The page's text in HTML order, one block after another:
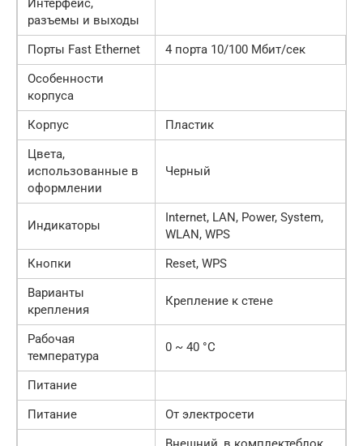
Интерфейс,
разъемы и выходы
Порты Fast Ethernet
4 порта 10/100 Мбит/сек
Особенности
корпуса
Корпус
Пластик
Цвета,
использованные в
оформлении
Черный
Индикаторы
Internet, LAN, Power, System,
WLAN, WPS
Кнопки
Reset, WPS
Варианты
крепления
Крепление к стене
Рабочая
температура
0 ~ 40 °C
Питание
Питание
От электросети